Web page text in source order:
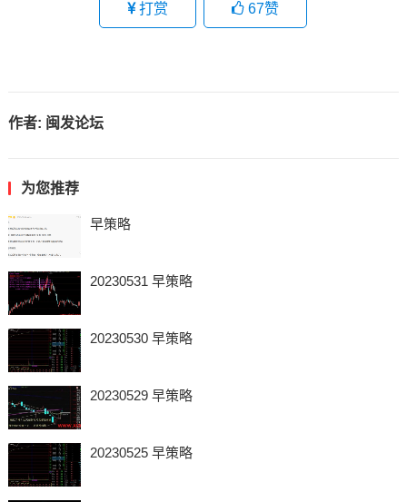
打赏 67赞
作者: 闽发论坛
为您推荐
早策略
20230531 早策略
20230530 早策略
20230529 早策略
20230525 早策略